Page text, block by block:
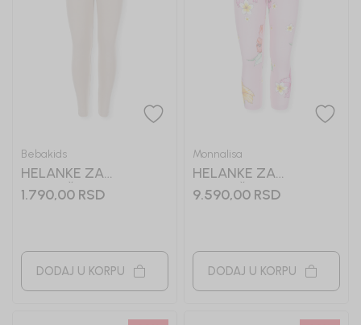
Bebakids
HELANKE ZA
DEVOJČICE VIVIJAN
1.790,00 RSD
DODAJ U KORPU
Monnalisa
HELANKE ZA
DEVOJČICE
9.590,00 RSD
DODAJ U KORPU